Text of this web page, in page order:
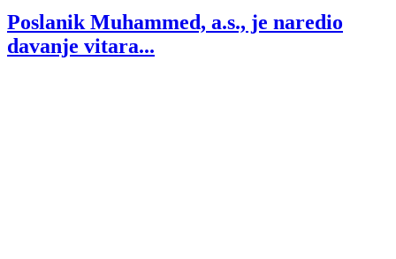
Poslanik Muhammed, a.s., je naredio
davanje vitara...